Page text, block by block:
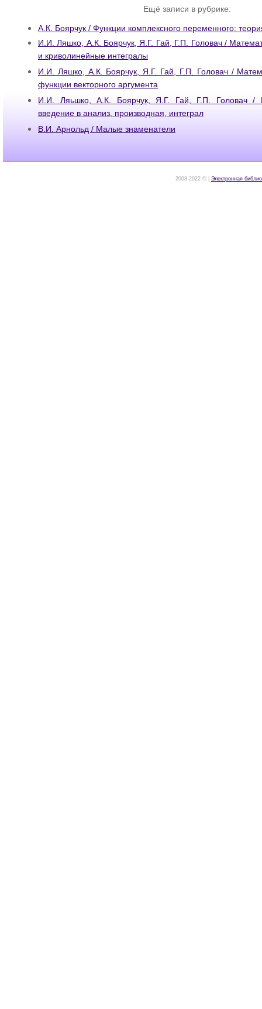
Ещё записи в рубрике:
А.К. Боярчук / Функции комплексного переменного:
И.И. Ляшко, А.К. Боярчук, Я.Г. Гай, Г.П. Головач /
и криволинейные интегралы
И.И. Ляшко, А.К. Боярчук, Я.Г. Гай, Г.П. Головач /
функции векторного аргумента
И.И. Ляьшко, А.К. Боярчук, Я.Г. Гай, Г.П. Головач /
введение в анализ, производная, интеграл
В.И. Арнольд / Малые знаменатели
2008-2022 © | Электронная